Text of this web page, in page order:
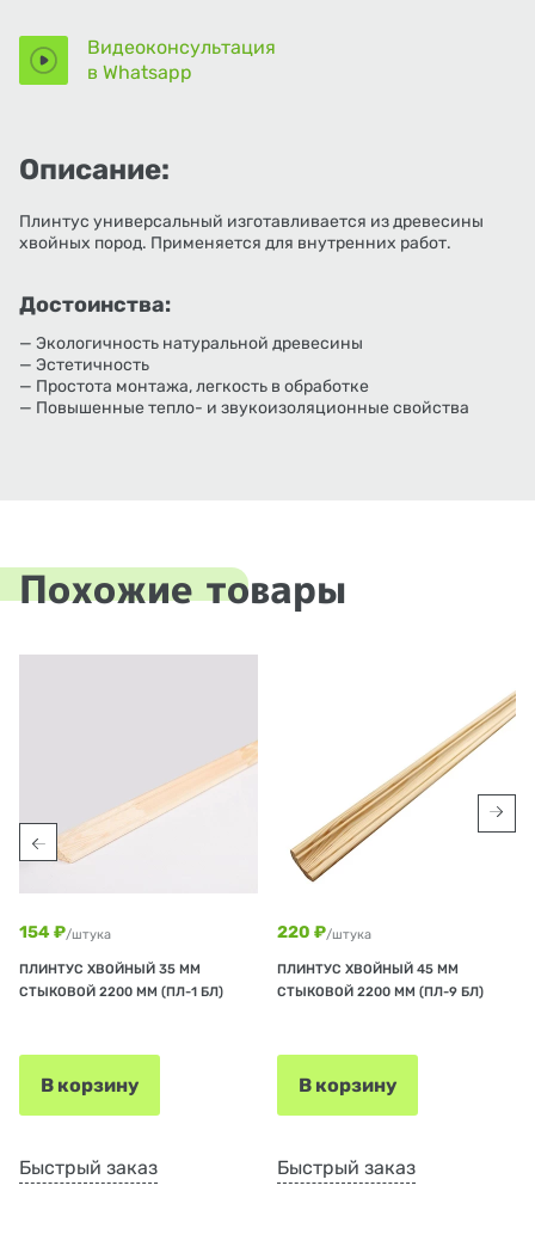
Видеоконсультация
в Whatsapp
Описание:
Плинтус универсальный изготавливается из древесины
хвойных пород. Применяется для внутренних работ.
Достоинства:
— Экологичность натуральной древесины
— Эстетичность
— Простота монтажа, легкость в обработке
— Повышенные тепло- и звукоизоляционные свойства
Похожие товары
154 ₽/штука
ПЛИНТУС ХВОЙНЫЙ 35 ММ
СТЫКОВОЙ 2200 ММ (ПЛ-1 БЛ)
В корзину
Быстрый заказ
220 ₽/штука
ПЛИНТУС ХВОЙНЫЙ 45 ММ
СТЫКОВОЙ 2200 ММ (ПЛ-9 БЛ)
В корзину
Быстрый заказ